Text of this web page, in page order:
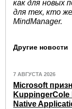
как для новых
для тех, кто
MindManager.
Другие новости
7 АВГУСТА 2026
Microsoft
KuppingerCole
Native